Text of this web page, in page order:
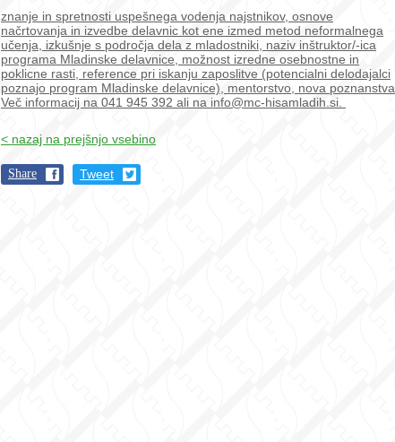
znanje in spretnosti uspešnega vodenja najstnikov, osnove
načrtovanja in izvedbe delavnic kot ene izmed metod neformalnega
učenja, izkušnje s področja dela z mladostniki, naziv inštruktor/-ica
programa Mladinske delavnice, možnost izredne osebnostne in
poklicne rasti, reference pri iskanju zaposlitve (potencialni delodajalci
poznajo program Mladinske delavnice), mentorstvo, nova poznanstva.
Več informacij na 041 945 392 ali na info@mc-hisamladih.si.
< nazaj na prejšnjo vsebino
Share Tweet